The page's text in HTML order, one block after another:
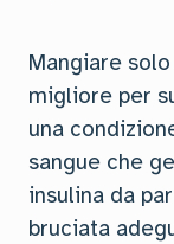
Mangiare
migliore per
una
sangue che
insulina da
bruciata